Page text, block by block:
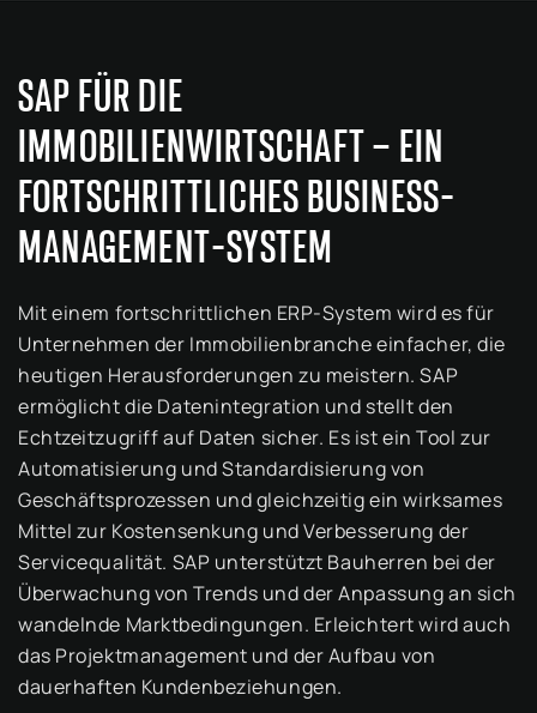
SAP FÜR DIE
IMMOBILIENWIRTSCHAFT – EIN
FORTSCHRITTLICHES BUSINESS-
MANAGEMENT-SYSTEM
Mit einem fortschrittlichen ERP-System wird es für
Unternehmen der Immobilienbranche einfacher, die
heutigen Herausforderungen zu meistern. SAP
ermöglicht die Datenintegration und stellt den
Echtzeitzugriff auf Daten sicher. Es ist ein Tool zur
Automatisierung und Standardisierung von
Geschäftsprozessen und gleichzeitig ein wirksames
Mittel zur Kostensenkung und Verbesserung der
Servicequalität. SAP unterstützt Bauherren bei der
Überwachung von Trends und der Anpassung an sich
wandelnde Marktbedingungen. Erleichtert wird auch
das Projektmanagement und der Aufbau von
dauerhaften Kundenbeziehungen.